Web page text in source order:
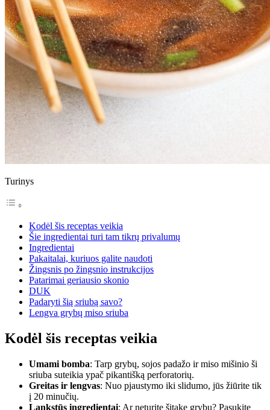
Turinys
Kodėl šis receptas veikia
Šie ingredientai turi tam tikrų privalumų
Ingredientai
Pakaitalai, kuriuos galite naudoti
Žingsnis po žingsnio instrukcijos
Patarimai geriausio skonio
DUK
Padaryti šią sriubą savo?
Lengva grybų miso sriuba
Kodėl šis receptas veikia
Umami bomba: Tarp grybų, sojos padažo ir miso mišinio ši
sriuba suteikia ypač pikantišką perforatorių.
Greitas ir lengvas: Nuo pjaustymo iki slidumo, jūs žiūrite tik
į 20 minučių.
Lankstūs ingredientai: Ar neturite šitake grybų? Pasukite